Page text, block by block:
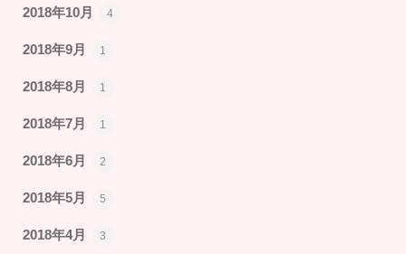
2018年10月 4
2018年9月 1
2018年8月 1
2018年7月 1
2018年6月 2
2018年5月 5
2018年4月 3